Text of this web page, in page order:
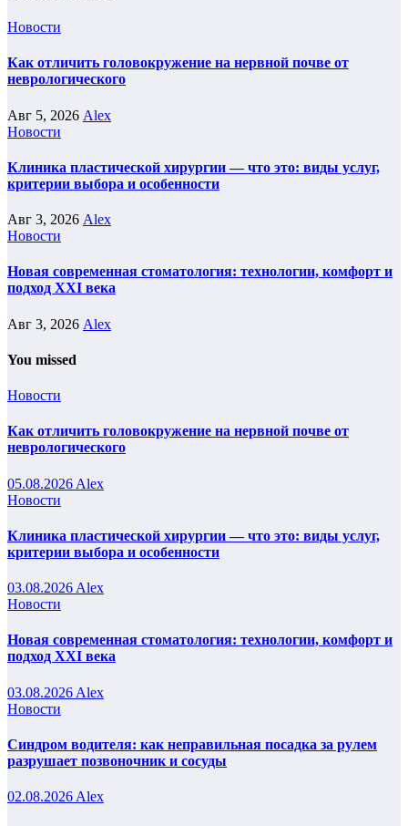
Новости
Как отличить головокружение на нервной почве от
неврологического
Авг 5, 2026 Alex
Новости
Клиника пластической хирургии — что это: виды услуг,
критерии выбора и особенности
Авг 3, 2026 Alex
Новости
Новая современная стоматология: технологии, комфорт и
подход XXI века
Авг 3, 2026 Alex
You missed
Новости
Как отличить головокружение на нервной почве от
неврологического
05.08.2026 Alex
Новости
Клиника пластической хирургии — что это: виды услуг,
критерии выбора и особенности
03.08.2026 Alex
Новости
Новая современная стоматология: технологии, комфорт и
подход XXI века
03.08.2026 Alex
Новости
Синдром водителя: как неправильная посадка за рулем
разрушает позвоночник и сосуды
02.08.2026 Alex